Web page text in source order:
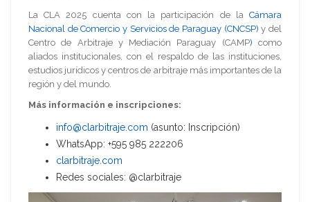
La CLA 2025 cuenta con la participación de la Cámara
Nacional de Comercio y Servicios de Paraguay (CNCSP) y del
Centro de Arbitraje y Mediación Paraguay (CAMP) como
aliados institucionales, con el respaldo de las instituciones,
estudios jurídicos y centros de arbitraje más importantes de la
región y del mundo.
Más información e inscripciones:
info@clarbitraje.com (asunto: Inscripción)
WhatsApp: +595 985 222206
clarbitraje.com
Redes sociales: @clarbitraje